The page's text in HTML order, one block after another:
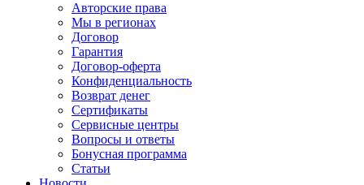
Авторские права
Мы в регионах
Договор
Гарантия
Договор-оферта
Конфиденциальность
Возврат денег
Сертификаты
Сервисные центры
Вопросы и ответы
Бонусная программа
Статьи